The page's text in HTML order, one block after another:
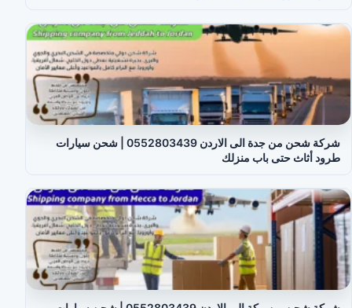
شركة شحن من جدة الى الاردن 0552803439 | شحن سيارات
طرود أثاث حتى باب منزلك